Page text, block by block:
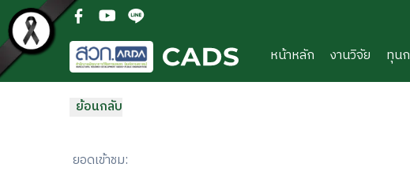
ข้ามไปยังเนื้อหาหลัก(open facebook in new new tab)
(open youtube in new new tab)
(open line in new new tab)
หน้าหลัก
งานวิจัย ทุน
ย้อนกลับ
ยอดเข้าชม: